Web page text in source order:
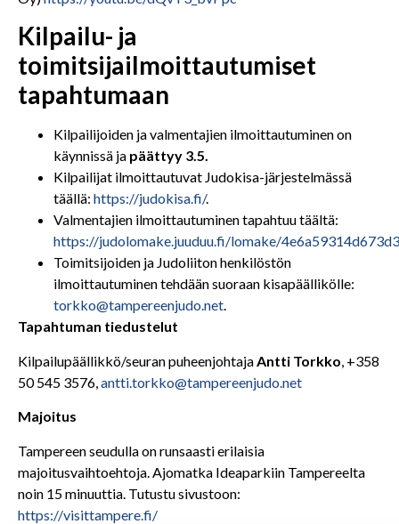
Kilpailu- ja
toimitsijailmoittautumiset
tapahtumaan
Kilpailijoiden ja valmentajien ilmoittautuminen on
käynnissä ja päättyy 3.5.
Kilpailijat ilmoittautuvat Judokisa-järjestelmässä
täällä: https://judokisa.fi/.
Valmentajien ilmoittautuminen tapahtuu täältä:
https://judolomake.juuduu.fi/lomake/
Toimitsijoiden ja Judoliiton henkilöstön
ilmoittautuminen tehdään suoraan kisapäällikölle:
torkko@tampereenjudo.net.
Tapahtuman tiedustelut
Kilpailupäällikkö/seuran puheenjohtaja Antti Torkko , +358
50 545 3576, antti.torkko@tampereenjudo.net
Majoitus
Tampereen seudulla on runsaasti erilaisia
majoitusvaihtoehtoja. Ajomatka Ideaparkiin Tampereelta
noin 15 minuuttia. Tutustu sivustoon:
https://visittampere.fi/